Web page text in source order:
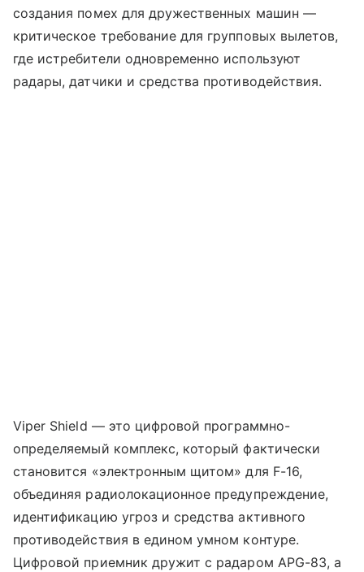
создания помех для дружественных машин —
критическое требование для групповых вылетов,
где истребители одновременно используют
радары, датчики и средства противодействия.
Viper Shield — это цифровой программно-
определяемый комплекс, который фактически
становится «электронным щитом» для F-16,
объединяя радиолокационное предупреждение,
идентификацию угроз и средства активного
противодействия в едином умном контуре.
Цифровой приемник дружит с радаром APG-83, а